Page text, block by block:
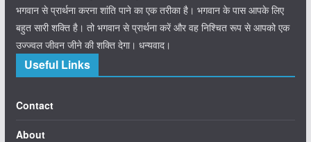
भगवान से प्रार्थना करना शांति पाने का एक तरीका है। भगवान के पास आपके लिए
बहुत सारी शक्ति है। तो भगवान से प्रार्थना करें और वह निश्चित रूप से आपको एक
उज्ज्वल जीवन जीने की शक्ति देगा। धन्यवाद।
Useful Links
Contact
About